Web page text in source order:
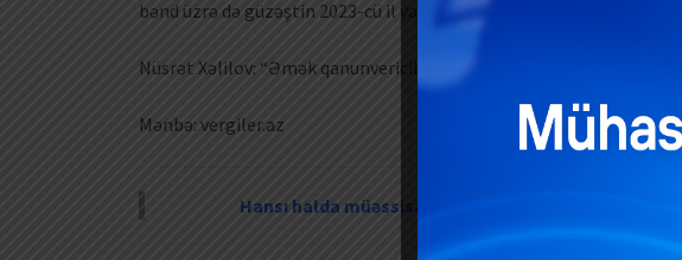
bənd üzrə də güzəştin 2023-cü il yanvarın 1-dən 2028-ci il yanvarın
Nüsrət Xəlilov: “Əmək qanunvericiliyi: testlər və praktik məsələlər
Mənbə: vergiler.az
Hansı halda müəssisənin nizamnamə fonduna